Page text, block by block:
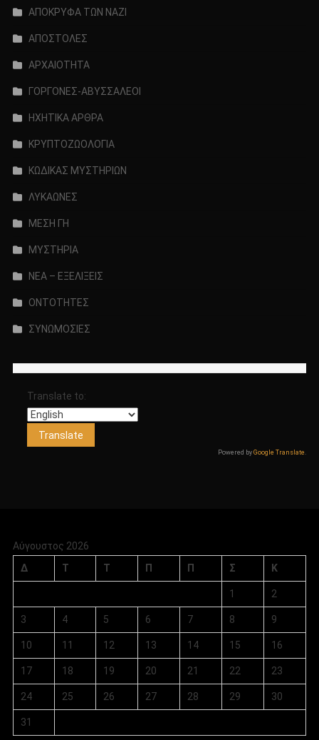
ΑΠΟΚΡΥΦΑ ΤΩΝ ΝΑΖΙ
ΑΠΟΣΤΟΛΕΣ
ΑΡΧΑΙΟΤΗΤΑ
ΓΟΡΓΟΝΕΣ-ΑΒΥΣΣΑΛΕΟΙ
ΗΧΗΤΙΚΑ ΑΡΘΡΑ
ΚΡΥΠΤΟΖΩΟΛΟΓΙΑ
ΚΩΔΙΚΑΣ ΜΥΣΤΗΡΙΩΝ
ΛΥΚΑΩΝΕΣ
ΜΕΣΗ ΓΗ
ΜΥΣΤΗΡΙΑ
ΝΕΑ – ΕΞΕΛΙΞΕΙΣ
ΟΝΤΟΤΗΤΕΣ
ΣΥΝΩΜΟΣΙΕΣ
Translate to:
Powered byGoogle Translate .
Αύγουστος 2026
Δ
Τ Τ Π Π Σ Κ
1 2
3 4 5 6 7 8 9
10 11 12 13 14 15 16
17 18 19 20 21 22 23
24 25 26 27 28 29 30
31